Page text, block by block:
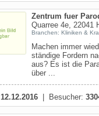
Zentrum fuer
Quarree 4e, 22041
Branchen: Kliniken &
Machen immer
ständige Fordern
aus? Es ist die
über ...
12.12.2016 | Besucher: